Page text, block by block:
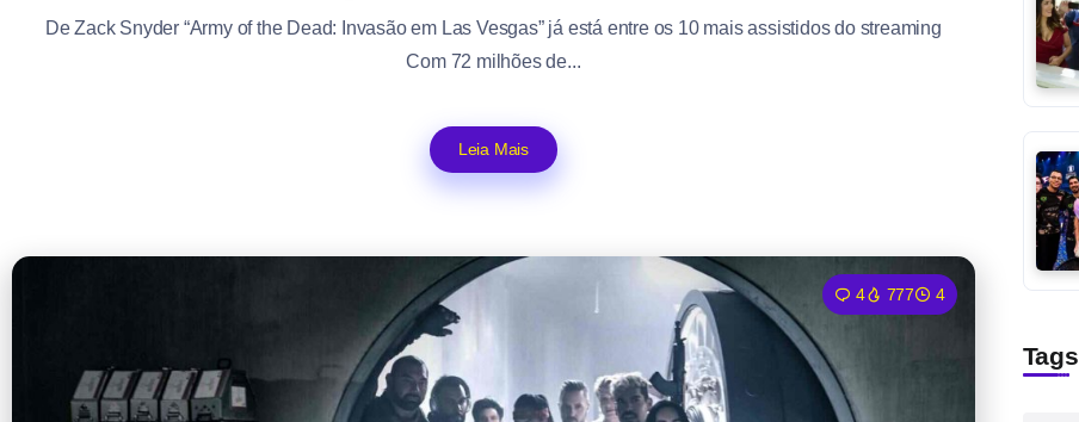
De Zack Snyder “Army of the Dead: Invasão em Las Vesgas” já está entre os 10 mais assistidos do streaming
Com 72 milhões de...
Leia Mais
4 777 4
Tags